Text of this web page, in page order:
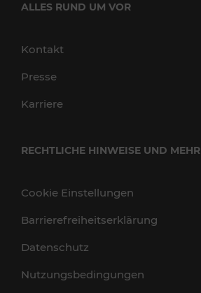
ALLES RUND UM VOR
Kontakt
Presse
Karriere
RECHTLICHE HINWEISE UND MEHR
Cookie Einstellungen
Barrierefreiheitserklärung
Datenschutz
Nutzungsbedingungen